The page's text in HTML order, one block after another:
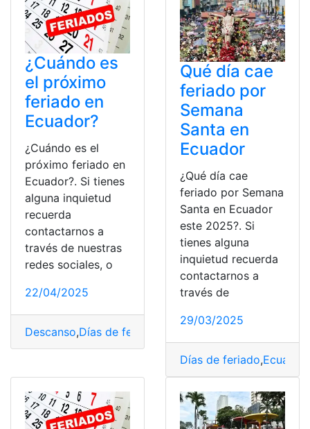
¿Cuándo es
el próximo
feriado en
Ecuador?
¿Cuándo es el
próximo feriado en
Ecuador?. Si tienes
alguna inquietud
recuerda
contactarnos a
través de nuestras
redes sociales, o
22/04/2025
Descanso,Días de feriado
Qué día cae
feriado por
Semana
Santa en
Ecuador
¿Qué día cae
feriado por Semana
Santa en Ecuador
este 2025?. Si
tienes alguna
inquietud recuerda
contactarnos a
través de
29/03/2025
Días de feriado,Ecuador